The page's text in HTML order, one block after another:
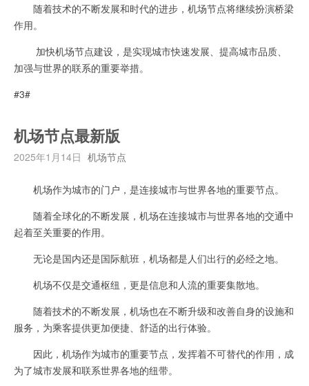
随着技术的不断发展和时代的进步，机场节点将继续扮演桥梁
作用。
加快机场节点建设，是实现城市快速发展、提高城市品质、
加强与世界的联系的重要举措。
#3#
机场节点最新版
2025年1月14日 机场节点
机场作为城市的门户，是连接城市与世界各地的重要节点。
随着全球化的不断发展，机场在连接城市与世界各地的交通中
起着至关重要的作用。
无论是国内还是国际航班，机场都是人们出行的必经之地。
机场不仅是交通枢纽，更是信息和人流的重要集散地。
随着技术的不断发展，机场也在不断升级和改善自身的设施和
服务，为乘客提供更加便捷、舒适的出行体验。
因此，机场作为城市的重要节点，发挥着不可替代的作用，成
为了城市发展和联系世界各地的纽带。